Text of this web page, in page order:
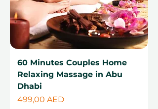
60 Minutes Couples Home
Relaxing Massage in Abu
Dhabi
Цена
499,00 AED